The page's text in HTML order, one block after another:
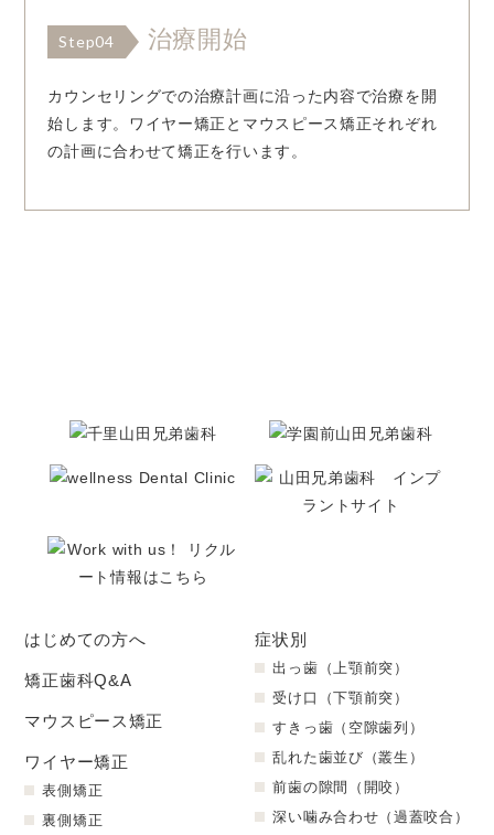
Step04 治療開始
カウンセリングでの治療計画に沿った内容で治療を開
始します。ワイヤー矯正とマウスピース矯正それぞれ
の計画に合わせて矯正を行います。
はじめての方へ
矯正歯科Q&A
マウスピース矯正
ワイヤー矯正
表側矯正
裏側矯正
症状別
出っ歯（上顎前突）
受け口（下顎前突）
すきっ歯（空隙歯列）
乱れた歯並び（叢生）
前歯の隙間（開咬）
深い噛み合わせ（過蓋咬合）